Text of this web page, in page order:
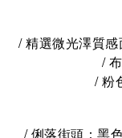
/ 精選微光澤質
/
/ 粉
/ 俐落街頭：黑